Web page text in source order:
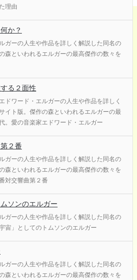
理由
か？
ガーの人生や作品を詳しく解説した同名の
森といわれるエルガーの最高傑作の数々を
る２面性
ドワード・エルガーの人生や作品を詳しく
イト版。傑作の森といわれるエルガーの最
。愛の音楽家エドワード・エルガー
２番
ガーの人生や作品を詳しく解説した同名の
森といわれるエルガーの最高傑作の数々を
対交響曲第２番
ソンのエルガー
ガーの人生や作品を詳しく解説した同名の
宙」としてのトムソンのエルガー
ガーの人生や作品を詳しく解説した同名の
森といわれるエルガーの最高傑作の数々を